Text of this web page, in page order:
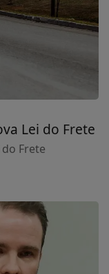
Lei do Frete
Frete